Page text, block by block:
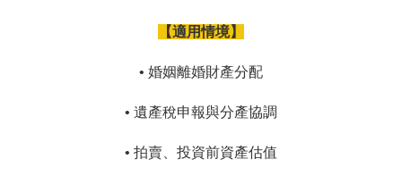
【適用情境】
• 婚姻離婚財產分配
• 遺產稅申報與分產協調
• 拍賣、投資前資產估值